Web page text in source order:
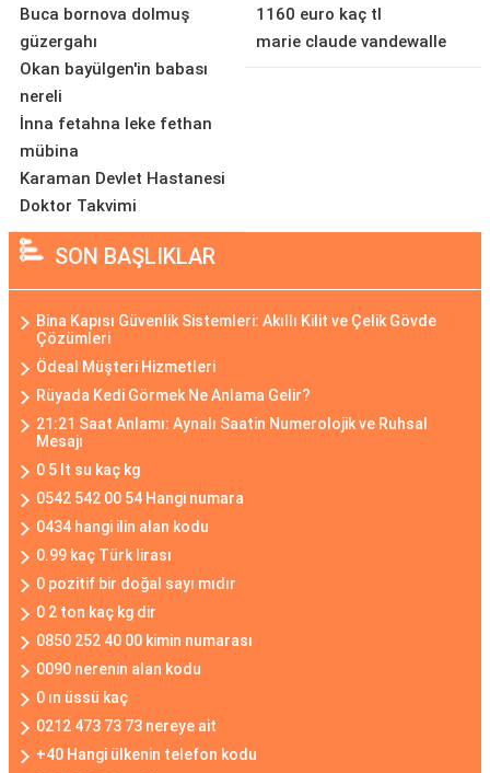
Buca bornova dolmuş
güzergahı
Okan bayülgen'in babası
nereli
İnna fetahna leke fethan
mübina
Karaman Devlet Hastanesi
Doktor Takvimi
1160 euro kaç tl
marie claude vandewalle
SON BAŞLIKLAR
Bina Kapısı Güvenlik Sistemleri: Akıllı Kilit ve Çelik Gövde
Çözümleri
Ödeal Müşteri Hizmetleri
Rüyada Kedi Görmek Ne Anlama Gelir?
21:21 Saat Anlamı: Aynalı Saatin Numerolojik ve Ruhsal
Mesajı
0 5 lt su kaç kg
0542 542 00 54 Hangi numara
0434 hangi ilin alan kodu
0.99 kaç Türk lirası
0 pozitif bir doğal sayı mıdır
0 2 ton kaç kg dir
0850 252 40 00 kimin numarası
0090 nerenin alan kodu
0 ın üssü kaç
0212 473 73 73 nereye ait
+40 Hangi ülkenin telefon kodu